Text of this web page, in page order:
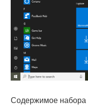
Содержимое набора